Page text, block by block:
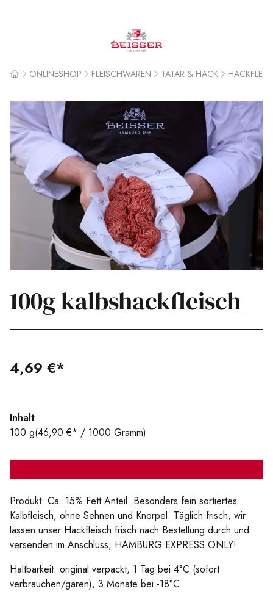
Beisser
ONLINESHOP FLEISCHWAREN TATAR & HACK
100g kalbshackfleisch
4,69 €*
Inhalt
100 g(46,90 €* / 1000 Gramm)
Produkt: Ca. 15% Fett Anteil. Besonders fein sortiertes
Kalbfleisch, ohne Sehnen und Knorpel. Täglich frisch, wir
lassen unser Hackfleisch frisch nach Bestellung durch und
versenden im Anschluss, HAMBURG EXPRESS ONLY!
Haltbarkeit: original verpackt, 1 Tag bei 4°C (sofort
verbrauchen/garen), 3 Monate bei -18°C